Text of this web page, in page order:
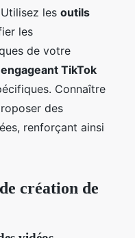
les outils
les
de votre
TikTok
Connaître
des
renforçant ainsi
création de